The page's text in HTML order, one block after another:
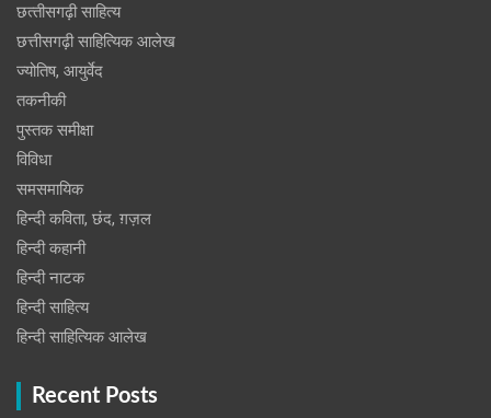
छत्‍तीसगढ़ी साहित्‍य
छत्तीसगढ़ी साहित्यिक आलेख
ज्योतिष, आयुर्वेद
तकनीकी
पुस्‍तक समीक्षा
विविधा
समसमायिक
हिन्दी कविता, छंद, ग़ज़ल
हिन्दी कहानी
हिन्‍दी नाटक
हिन्दी साहित्य
हिन्दी साहित्यिक आलेख
Recent Posts